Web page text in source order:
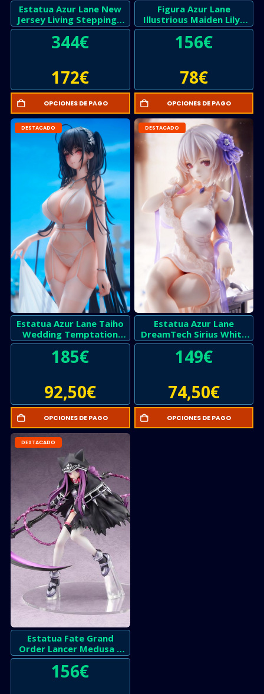
Estatua Azur Lane New
Jersey Living Stepping –
Seminuevo
344€
172€
OPCIONES DE PAGO
Figura Azur Lane
Illustrious Maiden Lilys
Radiance – Seminuevo
156€
78€
OPCIONES DE PAGO
DESTACADO
Estatua Azur Lane Taiho
Wedding Temptation
Special Edition –
Seminuevo
185€
92,50€
OPCIONES DE PAGO
DESTACADO
Estatua Azur Lane
DreamTech Sirius White
Rose – Seminuevo
149€
74,50€
OPCIONES DE PAGO
DESTACADO
Estatua Fate Grand
Order Lancer Medusa –
Seminuevo
156€